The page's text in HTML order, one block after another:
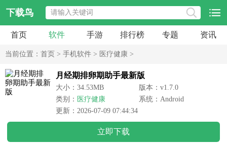
下载鸟
首页 软件 手游 排行榜 专题 资讯
当前位置： 首页 > 手机软件 > 医疗健康 >
月经期排卵期助手最新版
大小：34.53MB
版本：v1.7.0
类别： 医疗健康
系统：Android
更新：2026-07-09 07:44:34
立即下载